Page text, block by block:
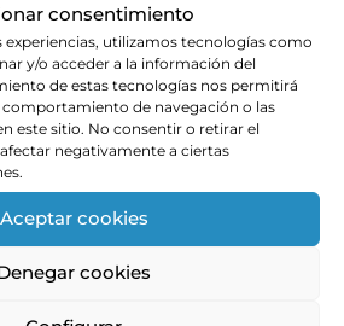
consentimiento
experiencias, utilizamos tecnologías como
y/o acceder a la información del
de estas tecnologías nos permitirá
de navegación o las
este sitio. No consentir o retirar el
negativamente a ciertas
Aceptar cookies
cookies